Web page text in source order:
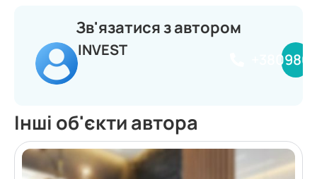
Зв'язатися з автором
INVEST
Інші об'єкти автора